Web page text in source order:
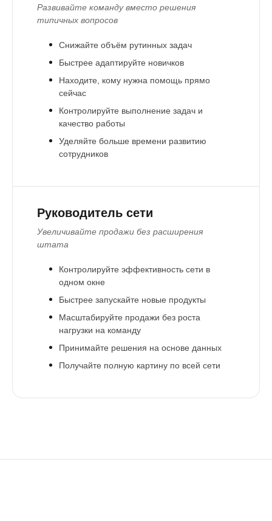
Развивайте команду вместо решения
типичных вопросов
Снижайте объём рутинных задач
Быстрее адаптируйте новичков
Находите, кому нужна помощь прямо
сейчас
Контролируйте выполнение задач и
качество работы
Уделяйте больше времени развитию
сотрудников
Руководитель сети
Увеличивайте продажи без расширения
штата
Контролируйте эффективность сети в
одном окне
Быстрее запускайте новые продукты
Масштабируйте продажи без роста
нагрузки на команду
Принимайте решения на основе данных
Получайте полную картину по всей сети